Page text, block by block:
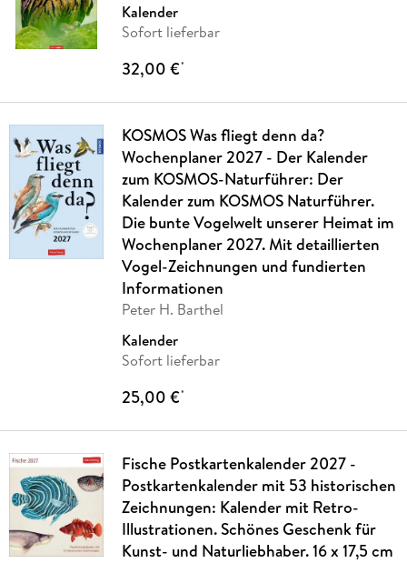
Kalender
Sofort lieferbar
32,00 €*
KOSMOS Was fliegt denn da?
Wochenplaner 2027 - Der Kalender
zum KOSMOS-Naturführer: Der
Kalender zum KOSMOS Naturführer.
Die bunte Vogelwelt unserer Heimat im
Wochenplaner 2027. Mit detaillierten
Vogel-Zeichnungen und fundierten
Informationen
Peter H. Barthel
Kalender
Sofort lieferbar
25,00 €*
Fische Postkartenkalender 2027 -
Postkartenkalender mit 53 historischen
Zeichnungen: Kalender mit Retro-
Illustrationen. Schönes Geschenk für
Kunst- und Naturliebhaber. 16 x 17,5 cm